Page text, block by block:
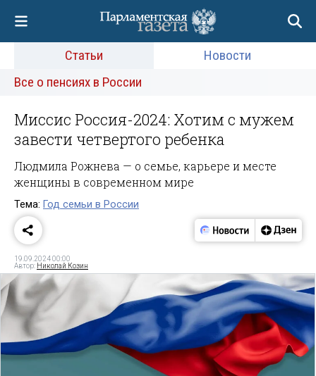
Статьи
Новости
Все о пенсиях в России
Миссис Россия-2024: Хотим с мужем
завести четвертого ребенка
Людмила Рожнева — о семье, карьере и месте
женщины в современном мире
Тема: Год семьи в России
19.09.2024 00:00
Автор: Николай Козин